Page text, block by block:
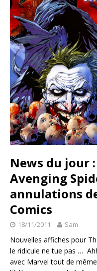
News du jour
Avenging
annulations
Comics
18/11/2011 Sam
Nouvelles affiches pour
le ridicule ne tue pas …
avec Marvel tout de